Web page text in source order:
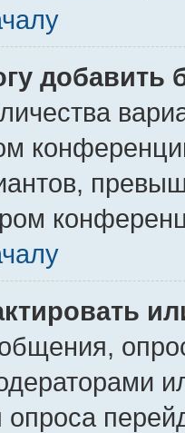
добавить
опроса